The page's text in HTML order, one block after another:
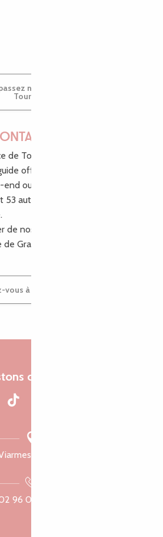
Tourisme
!
de Tourisme Bretagne - Côte de
officiel pour vous aider à
ou vos vacances à Lannion,
53 autres communes de Lannion-
de nos bons plans et nos
Granit Rose, inscrivez-vous à
vous à notre newsletter
connectés
22300 Lannion
96 05 60 70